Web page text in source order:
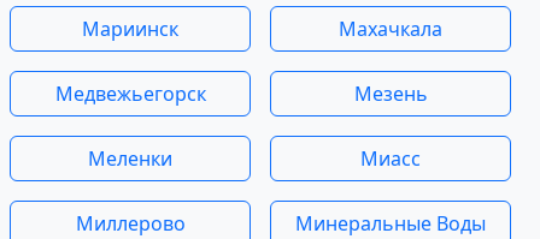
Мариинск Махачкала
Медвежьегорск Мезень
Меленки Миасс
Миллерово Минеральные Воды